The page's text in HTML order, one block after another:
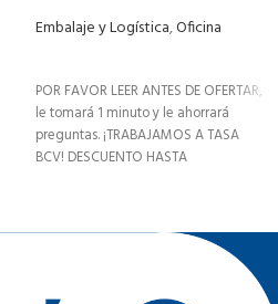
Embalaje y Logística,Oficina
POR FAVOR LEER ANTES DE OFERTAR,
le tomará 1 minuto y le ahorrará
preguntas. ¡TRABAJAMOS A TASA
BCV! DESCUENTO HASTA